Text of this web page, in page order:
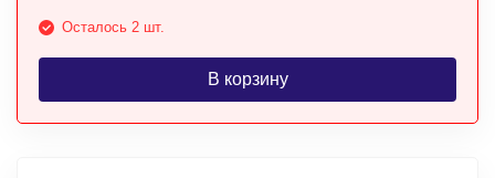
Осталось 2 шт.
В корзину